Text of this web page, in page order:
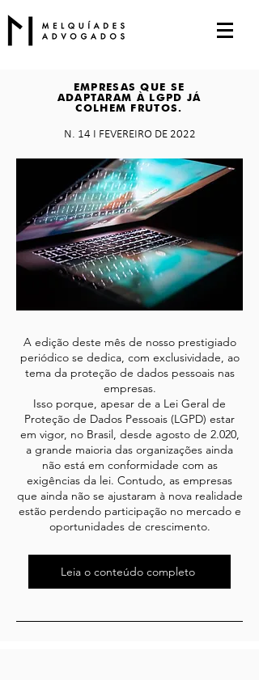
EMPRESAS QUE SE
ADAPTARAM À LGPD JÁ
COLHEM FRUTOS.
N. 14 I FEVEREIRO DE 2022
A edição deste mês de nosso prestigiado
periódico se dedica, com exclusividade, ao
tema da proteção de dados pessoais nas
empresas.
Isso porque, apesar de a Lei Geral de
Proteção de Dados Pessoais (LGPD) estar
em vigor, no Brasil, desde agosto de 2.020,
a grande maioria das organizações ainda
não está em conformidade com as
exigências da lei. Contudo, as empresas
que ainda não se ajustaram à nova realidade
estão perdendo participação no mercado e
oportunidades de crescimento.
Leia o conteúdo completo